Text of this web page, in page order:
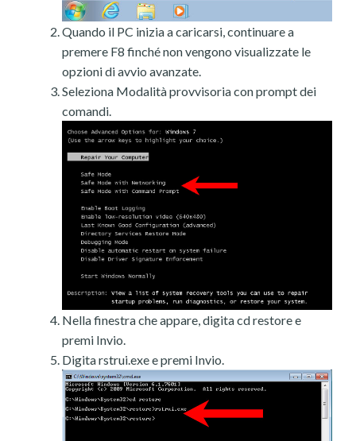
Quando il PC inizia a caricarsi, continuare a
premere F8 finché non vengono visualizzate le
opzioni di avvio avanzate.
Seleziona Modalità provvisoria con prompt dei
comandi.
Nella finestra che appare, digita cd restore e
premi Invio.
Digita rstrui.exe e premi Invio.